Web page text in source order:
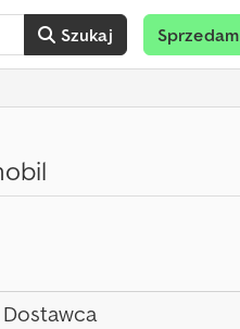
Szukaj Sprzedam
Dostawca